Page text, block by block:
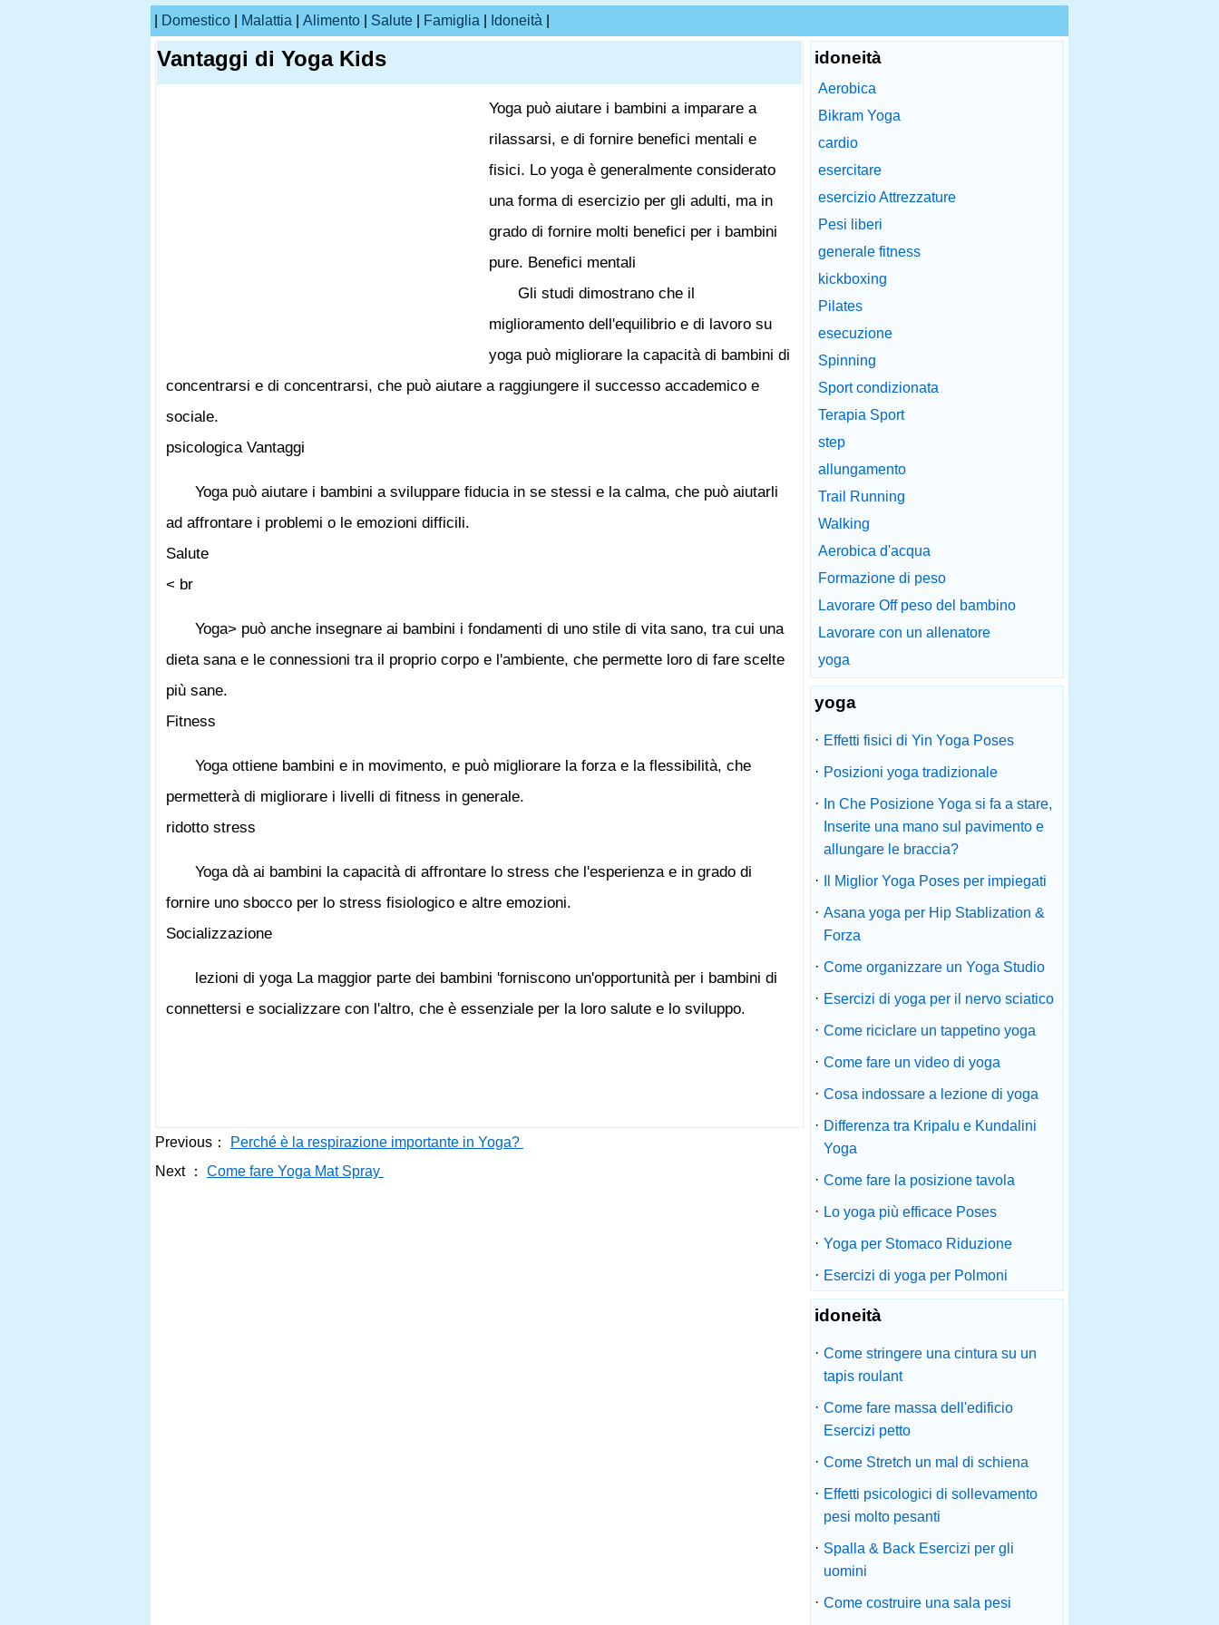
Domestico Malattia Alimento Salute Famiglia Idoneità
Vantaggi di Yoga Kids
Yoga può aiutare i bambini a imparare a
rilassarsi, e di fornire benefici mentali e
fisici. Lo yoga è generalmente considerato
una forma di esercizio per gli adulti, ma in
grado di fornire molti benefici per i bambini
pure. Benefici mentali
Gli studi dimostrano che il
miglioramento dell'equilibrio e di lavoro su
yoga può migliorare la capacità di bambini di
concentrarsi e di concentrarsi, che può aiutare a raggiungere il successo accademico e
sociale.
psicologica Vantaggi
Yoga può aiutare i bambini a sviluppare fiducia in se stessi e la calma, che può aiutarli
ad affrontare i problemi o le emozioni difficili.
Salute
< br
Yoga> può anche insegnare ai bambini i fondamenti di uno stile di vita sano, tra cui una
dieta sana e le connessioni tra il proprio corpo e l'ambiente, che permette loro di fare scelte
più sane.
Fitness
Yoga ottiene bambini e in movimento, e può migliorare la forza e la flessibilità, che
permetterà di migliorare i livelli di fitness in generale.
ridotto stress
Yoga dà ai bambini la capacità di affrontare lo stress che l'esperienza e in grado di
fornire uno sbocco per lo stress fisiologico e altre emozioni.
Socializzazione
lezioni di yoga La maggior parte dei bambini 'forniscono un'opportunità per i bambini di
connettersi e socializzare con l'altro, che è essenziale per la loro salute e lo sviluppo.
Previous：
Perché è la respirazione importante in Yoga?
Next ：
Come fare Yoga Mat Spray
idoneità
Aerobica
Bikram Yoga
cardio
esercitare
esercizio Attrezzature
Pesi liberi
generale fitness
kickboxing
Pilates
esecuzione
Spinning
Sport condizionata
Terapia Sport
step
allungamento
Trail Running
Walking
Aerobica d'acqua
Formazione di peso
Lavorare Off peso del bambino
Lavorare con un allenatore
yoga
yoga
· Effetti fisici di Yin Yoga Poses
· Posizioni yoga tradizionale
·
In Che Posizione Yoga si fa a stare,
Inserite una mano sul pavimento e
allungare le braccia?
·
Il Miglior Yoga Poses per impiegati
· Asana yoga per Hip Stablization &
Forza
· Come organizzare un Yoga Studio
· Esercizi di yoga per il nervo sciatico
· Come riciclare un tappetino yoga
· Come fare un video di yoga
· Cosa indossare a lezione di yoga
· Differenza tra Kripalu e Kundalini
Yoga
· Come fare la posizione tavola
· Lo yoga più efficace Poses
· Yoga per Stomaco Riduzione
· Esercizi di yoga per Polmoni
idoneità
· Come stringere una cintura su un
tapis roulant
· Come fare massa dell'edificio
Esercizi petto
· Come Stretch un mal di schiena
· Effetti psicologici di sollevamento
pesi molto pesanti
· Spalla & Back Esercizi per gli
uomini
· Come costruire una sala pesi